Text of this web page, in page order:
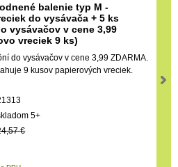
balenie typ M -
do vysávača + 5 ks
vysávačov v cene 3,99
vreciek 9 ks)
do vysávačov v cene 3,99 ZDARMA.
9 kusov papierových vreciek.
5+
€